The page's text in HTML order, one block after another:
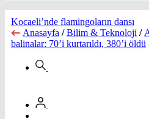
Kocaeli’nde flamingoların dansı
Anasayfa / Bilim & Teknoloji /
balinalar: 70’i kurtarıldı, 380’i öldü